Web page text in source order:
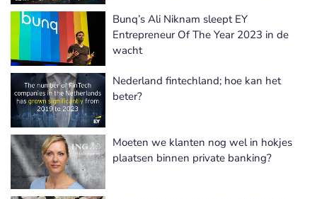
Bunq’s Ali Niknam sleept EY
Entrepreneur Of The Year 2023 in de
wacht
Nederland fintechland; hoe kan het
beter?
Moeten we klanten nog wel in hokjes
plaatsen binnen private banking?